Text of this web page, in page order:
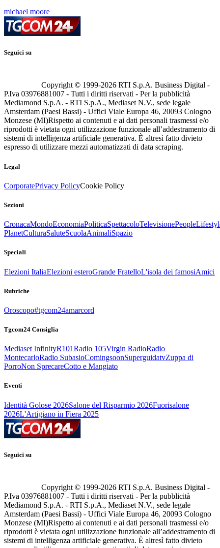
michael moore
Seguici su
Copyright © 1999-2026 RTI S.p.A. Business Digital -
P.Iva 03976881007 - Tutti i diritti riservati - Per la pubblicità
Mediamond S.p.A. - RTI S.p.A., Mediaset N.V., sede legale
Amsterdam (Paesi Bassi) - Uffici Viale Europa 46, 20093 Cologno
Monzese (MI)Rispetto ai contenuti e ai dati personali trasmessi e/o
riprodotti è vietata ogni utilizzazione funzionale all’addestramento di
sistemi di intelligenza artificiale generativa. È altresì fatto divieto
espresso di utilizzare mezzi automatizzati di data scraping.
Legal
CorporatePrivacy PolicyCookie Policy
Sezioni
CronacaMondoEconomiaPoliticaSpettacoloTelevisionePeople
PlanetCulturaSaluteScuolaAnimaliSpazio
Speciali
Elezioni ItaliaElezioni esteroGrande FratelloL'isola dei famosiAmici
Rubriche
Oroscopo#tgcom24amarcord
Tgcom24 Consiglia
Mediaset InfinityR101Radio 105Virgin RadioRadio
MontecarloRadio SubasioComingsoonSuperguidatvZuppa di
PorroNon SprecareCotto e Mangiato
Eventi
Identità Golose 2026Salone del Risparmio 2026Fuorisalone
2026L'Artigiano in Fiera 2025
Seguici su
Copyright © 1999-2026 RTI S.p.A. Business Digital -
P.Iva 03976881007 - Tutti i diritti riservati - Per la pubblicità
Mediamond S.p.A. - RTI S.p.A., Mediaset N.V., sede legale
Amsterdam (Paesi Bassi) - Uffici Viale Europa 46, 20093 Cologno
Monzese (MI)Rispetto ai contenuti e ai dati personali trasmessi e/o
riprodotti è vietata ogni utilizzazione funzionale all’addestramento di
sistemi di intelligenza artificiale generativa. È altresì fatto divieto